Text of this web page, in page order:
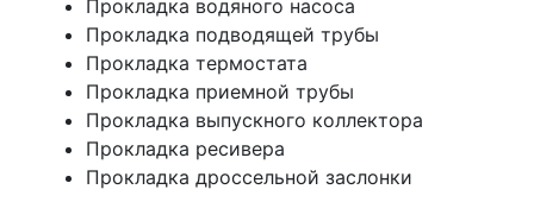
Прокладка водяного насоса
Прокладка подводящей трубы
Прокладка термостата
Прокладка приемной трубы
Прокладка выпускного коллектора
Прокладка ресивера
Прокладка дроссельной заслонки